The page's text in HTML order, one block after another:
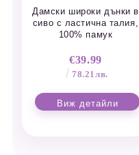
Дамски широки дънки в
сиво с ластична талия,
100% памук
€39.99
78.21лв.
Виж детайли